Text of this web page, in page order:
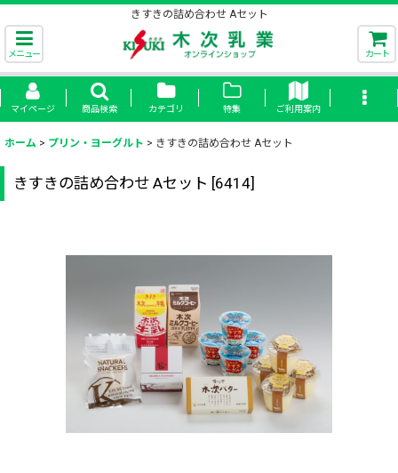
きすきの詰め合わせ Aセット
メニュー カート
マイページ 商品検索 カテゴリ 特集 ご利用案内
ホーム > プリン・ヨーグルト > きすきの詰め合わせ Aセット
きすきの詰め合わせ Aセット [6414]